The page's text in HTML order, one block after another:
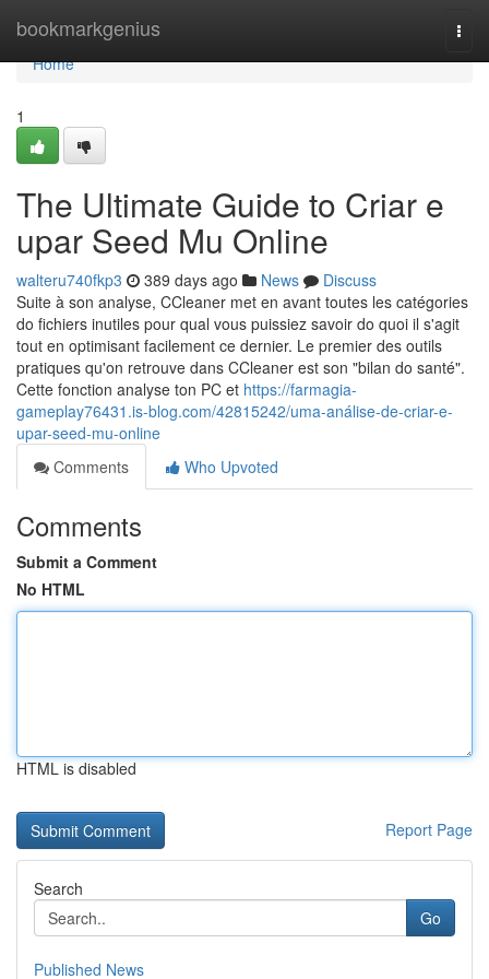
bookmarkgenius
Home
Home
1
The Ultimate Guide to Criar e
upar Seed Mu Online
walteru740fkp3 389 days ago News
Discuss
Suite à son analyse, CCleaner met en avant toutes les catégories
do fichiers inutiles pour qual vous puissiez savoir do quoi il s'agit
tout en optimisant facilement ce dernier. Le premier des outils
pratiques qu'on retrouve dans CCleaner est son "bilan do santé".
Cette fonction analyse ton PC et https://farmagia-
gameplay76431.is-blog.com/42815242/uma-análise-de-criar-e-
upar-seed-mu-online
Comments
Who Upvoted
Comments
Submit a Comment
No HTML
HTML is disabled
Report Page
Search
Go
Published News